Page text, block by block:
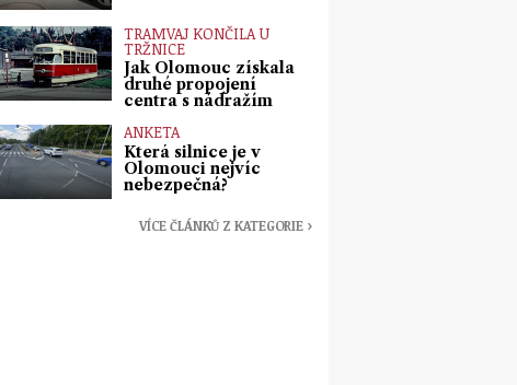
TRAMVAJ KONČILA U
TRŽNICE
Jak Olomouc získala
druhé propojení
centra s nádražím
ANKETA
Která silnice je v
Olomouci nejvíc
nebezpečná?
VÍCE ČLÁNKŮ Z KATEGORIE ›